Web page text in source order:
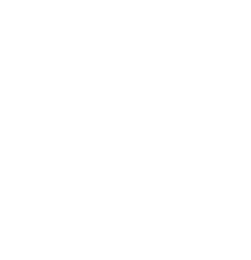
Komentarz do